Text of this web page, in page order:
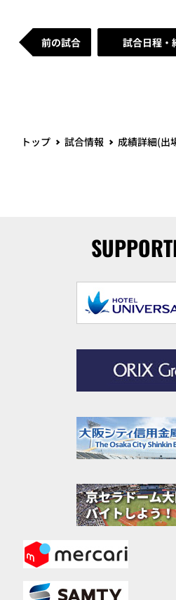
前の試合 試合日程・
トップ 試合情報 成績詳細(出